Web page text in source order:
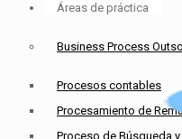
Áreas de práctica
Business Process
Procesos contables
Procesamiento de
Proceso de Búsqueda